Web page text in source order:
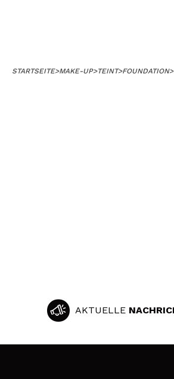
STARTSEITE>MAKE-UP>TEINT>FOUNDATION>
AKTUELLE